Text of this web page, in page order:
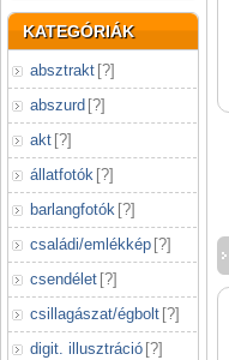
KATEGÓRIÁK
absztrakt [?]
abszurd [?]
akt [?]
állatfotók [?]
barlangfotók [?]
családi/emlékkép [?]
csendélet [?]
csillagászat/égbolt [?]
digit. illusztráció [?]